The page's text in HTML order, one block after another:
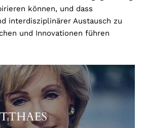
können, und dass
interdisziplinärer Austausch zu
und Innovationen führen